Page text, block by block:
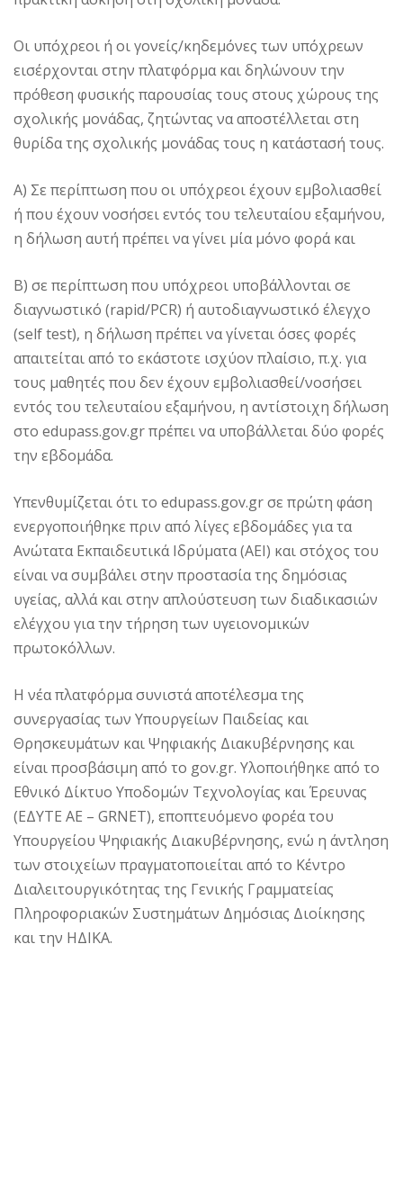
Οι υπόχρεοι ή οι γονείς/κηδεμόνες των υπόχρεων
εισέρχονται στην πλατφόρμα και δηλώνουν την
πρόθεση φυσικής παρουσίας τους στους χώρους της
σχολικής μονάδας, ζητώντας να αποστέλλεται στη
θυρίδα της σχολικής μονάδας τους η κατάστασή τους.
Α) Σε περίπτωση που οι υπόχρεοι έχουν εμβολιασθεί
ή που έχουν νοσήσει εντός του τελευταίου εξαμήνου,
η δήλωση αυτή πρέπει να γίνει μία μόνο φορά και
Β) σε περίπτωση που υπόχρεοι υποβάλλονται σε
διαγνωστικό (rapid/PCR) ή αυτοδιαγνωστικό έλεγχο
(self test), η δήλωση πρέπει να γίνεται όσες φορές
απαιτείται από το εκάστοτε ισχύον πλαίσιο, π.χ. για
τους μαθητές που δεν έχουν εμβολιασθεί/νοσήσει
εντός του τελευταίου εξαμήνου, η αντίστοιχη δήλωση
στο edupass.gov.gr πρέπει να υποβάλλεται δύο φορές
την εβδομάδα.
Υπενθυμίζεται ότι το edupass.gov.gr σε πρώτη φάση
ενεργοποιήθηκε πριν από λίγες εβδομάδες για τα
Ανώτατα Εκπαιδευτικά Ιδρύματα (ΑΕΙ) και στόχος του
είναι να συμβάλει στην προστασία της δημόσιας
υγείας, αλλά και στην απλούστευση των διαδικασιών
ελέγχου για την τήρηση των υγειονομικών
πρωτοκόλλων.
Η νέα πλατφόρμα συνιστά αποτέλεσμα της
συνεργασίας των Υπουργείων Παιδείας και
Θρησκευμάτων και Ψηφιακής Διακυβέρνησης και
είναι προσβάσιμη από το gov.gr. Υλοποιήθηκε από το
Εθνικό Δίκτυο Υποδομών Τεχνολογίας και Έρευνας
(ΕΔΥΤΕ ΑΕ – GRNET), εποπτευόμενο φορέα του
Υπουργείου Ψηφιακής Διακυβέρνησης, ενώ η άντληση
των στοιχείων πραγματοποιείται από το Κέντρο
Διαλειτουργικότητας της Γενικής Γραμματείας
Πληροφοριακών Συστημάτων Δημόσιας Διοίκησης
και την ΗΔΙΚΑ.